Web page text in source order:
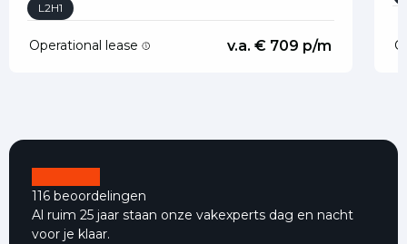
L2H1
Operational lease v.a. € 709 p/m
116 beoordelingen
Al ruim 25 jaar staan onze vakexperts dag en nacht
voor je klaar.